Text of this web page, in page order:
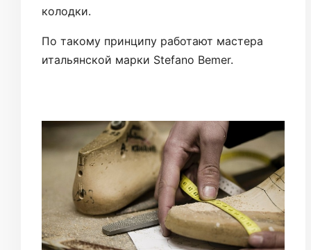
колодки.
По такому принципу работают мастера
итальянской марки Stefano Bemer.